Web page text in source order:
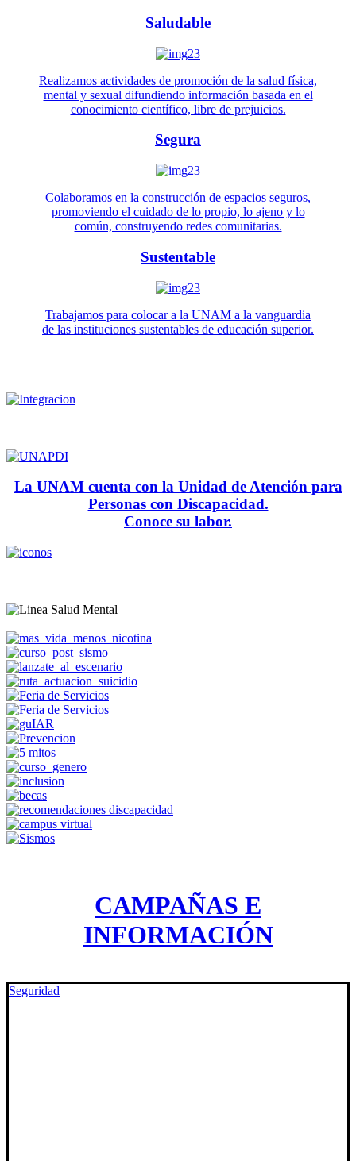
Saludable
Realizamos actividades de promoción de la salud física,
mental y sexual difundiendo información basada en el
conocimiento científico, libre de prejuicios.
Segura
Colaboramos en la construcción de espacios seguros,
promoviendo el cuidado de lo propio, lo ajeno y lo
común, construyendo redes comunitarias.
Sustentable
Trabajamos para colocar a la UNAM a la vanguardia
de las instituciones sustentables de educación superior.
La UNAM cuenta con la Unidad de Atención para
Personas con Discapacidad.
Conoce su labor.
CAMPAÑAS E
INFORMACIÓN
Seguridad